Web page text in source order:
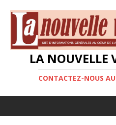
LA NOUVELLE
CONTACTEZ-NOUS